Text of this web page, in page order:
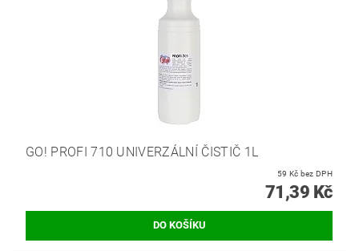
GO! PROFI 710 UNIVERZÁLNÍ ČISTIČ 1L
59 Kč bez DPH
71,39 Kč